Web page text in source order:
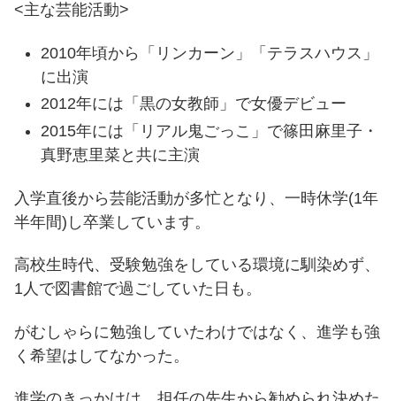
<主な芸能活動>
2010年頃から「リンカーン」「テラスハウス」
に出演
2012年には「黒の女教師」で女優デビュー
2015年には「リアル鬼ごっこ」で篠田麻里子・
真野恵里菜と共に主演
入学直後から芸能活動が多忙となり、一時休学(1年
半年間)し卒業しています。
高校生時代、受験勉強をしている環境に馴染めず、
1人で図書館で過ごしていた日も。
がむしゃらに勉強していたわけではなく、進学も強
く希望はしてなかった。